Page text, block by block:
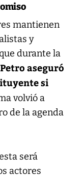
mantienen
y
durante la
Petro aseguró
si
volvió a
de la agenda
será
actores